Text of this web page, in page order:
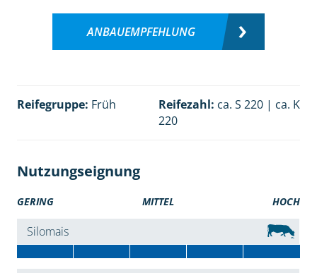
ANBAUEMPFEHLUNG
Reifegruppe: Früh Reifezahl: ca. S 220 | ca. K
220
Nutzungseignung
GERING MITTEL HOCH
Silomais